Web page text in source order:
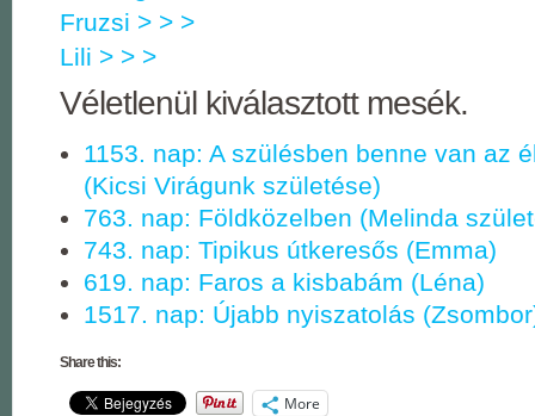
Fruzsi > > >
Lili > > >
Véletlenül kiválasztott mesék.
1153. nap: A szülésben benne van az
(Kicsi Virágunk születése)
763. nap: Földközelben (Melinda
743. nap: Tipikus útkeresős (Emma)
619. nap: Faros a kisbabám (Léna)
1517. nap: Újabb nyiszatolás
Share this:
More